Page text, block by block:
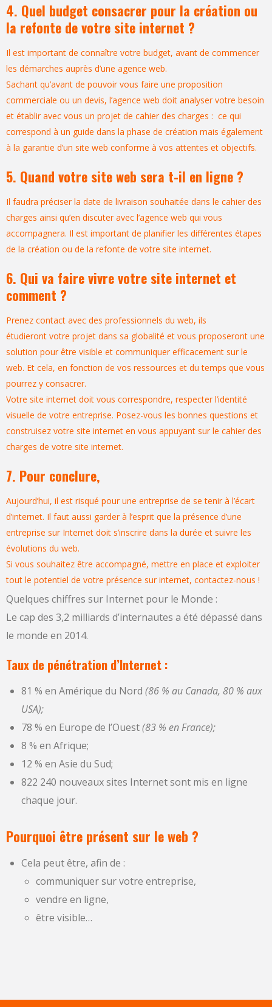
4. Quel budget consacrer pour la création ou
la refonte de votre site internet ?
Il est important de connaître votre budget, avant de commencer
les démarches auprès d’une agence web.
Sachant qu’avant de pouvoir vous faire une proposition
commerciale ou un devis, l’agence web doit analyser votre besoin
et établir avec vous un projet de cahier des charges : ce qui
correspond à un guide dans la phase de création mais également
à la garantie d’un site web conforme à vos attentes et objectifs.
5. Quand votre site web sera t-il en ligne ?
Il faudra préciser la date de livraison souhaitée dans le cahier des
charges ainsi qu’en discuter avec l’agence web qui vous
accompagnera. Il est important de planifier les différentes étapes
de la création ou de la refonte de votre site internet.
6. Qui va faire vivre votre site internet et
comment ?
Prenez contact avec des professionnels du web, ils
étudieront votre projet dans sa globalité et vous proposeront une
solution pour être visible et communiquer efficacement sur le
web. Et cela, en fonction de vos ressources et du temps que vous
pourrez y consacrer.
Votre site internet doit vous correspondre, respecter l’identité
visuelle de votre entreprise. Posez-vous les bonnes questions et
construisez votre site internet en vous appuyant sur le cahier des
charges de votre site internet.
7. Pour conclure,
Aujourd’hui, il est risqué pour une entreprise de se tenir à l’écart
d’internet. Il faut aussi garder à l’esprit que la présence d’une
entreprise sur Internet doit s’inscrire dans la durée et suivre les
évolutions du web.
Si vous souhaitez être accompagné, mettre en place et exploiter
tout le potentiel de votre présence sur internet, contactez-nous !
Quelques chiffres sur Internet pour le Monde :
Le cap des 3,2 milliards d’internautes a été dépassé dans
le monde en 2014.
Taux de pénétration d’Internet :
81 % en Amérique du Nord (86 % au Canada, 80 % aux
USA);
78 % en Europe de l’Ouest(83 % en France);
8 % en Afrique;
12 % en Asie du Sud;
822 240 nouveaux sites Internet sont mis en ligne
chaque jour.
Pourquoi être présent sur le web ?
Cela peut être, afin de :
communiquer sur votre entreprise,
vendre en ligne,
être visible…